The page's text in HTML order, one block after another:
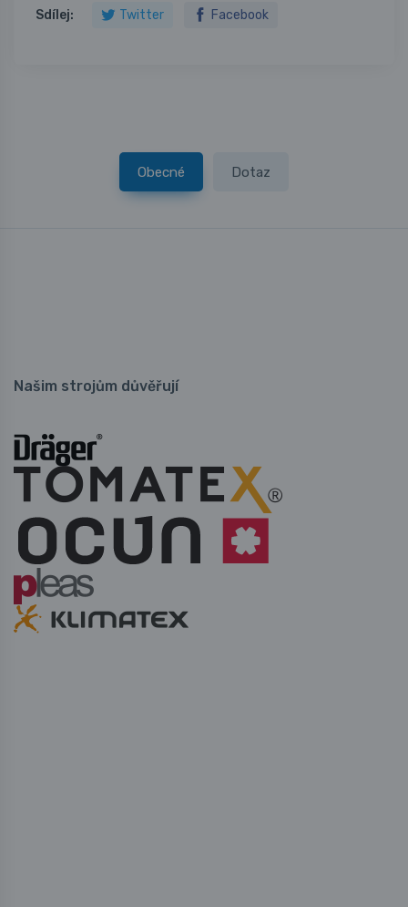
Sdílej: Twitter Facebook
Obecné Dotaz
Našim strojům důvěřují